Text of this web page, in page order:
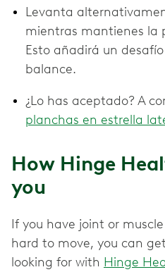
Levanta
mientras mantienes la
Esto añadirá un
balance.
¿Lo has aceptado? A
planchas en estrella
How Hinge
you
If you have joint or
hard to move, you can
looking for with Hinge